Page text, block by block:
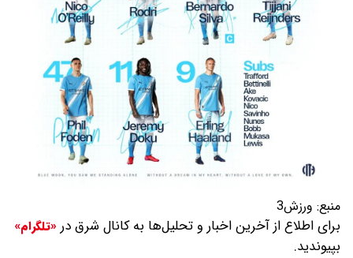
منبع: ورزش3
برای اطلاع از آخرین اخبار و تحلیل‌ها به کانال شرق در «تلگرام»
بپیوندید.